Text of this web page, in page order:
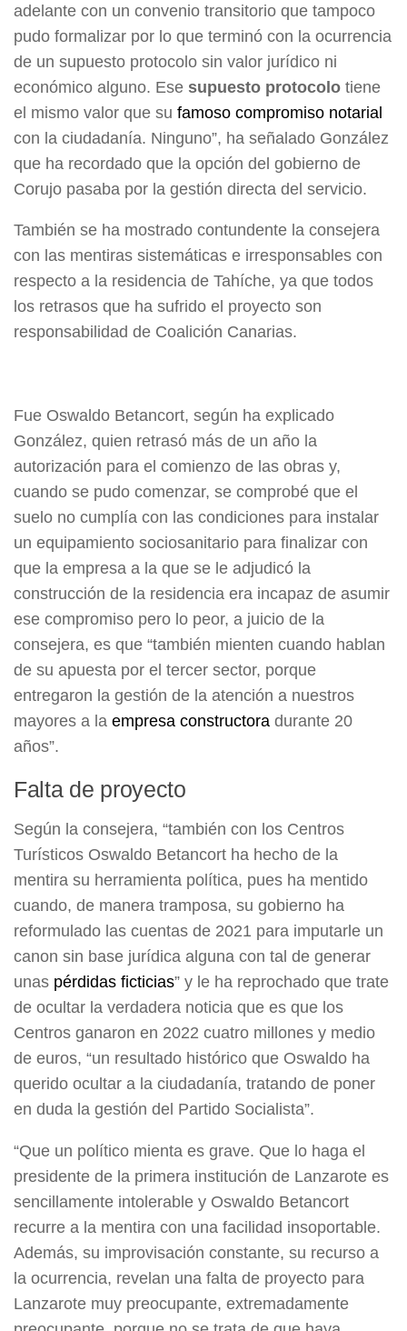
adelante con un convenio transitorio que tampoco
pudo formalizar por lo que terminó con la ocurrencia
de un supuesto protocolo sin valor jurídico ni
económico alguno. Ese supuesto protocolo tiene
el mismo valor que su famoso compromiso notarial
con la ciudadanía. Ninguno”, ha señalado González
que ha recordado que la opción del gobierno de
Corujo pasaba por la gestión directa del servicio.
También se ha mostrado contundente la consejera
con las mentiras sistemáticas e irresponsables con
respecto a la residencia de Tahíche, ya que todos
los retrasos que ha sufrido el proyecto son
responsabilidad de Coalición Canarias.
Fue Oswaldo Betancort, según ha explicado
González, quien retrasó más de un año la
autorización para el comienzo de las obras y,
cuando se pudo comenzar, se comprobé que el
suelo no cumplía con las condiciones para instalar
un equipamiento sociosanitario para finalizar con
que la empresa a la que se le adjudicó la
construcción de la residencia era incapaz de asumir
ese compromiso pero lo peor, a juicio de la
consejera, es que “también mienten cuando hablan
de su apuesta por el tercer sector, porque
entregaron la gestión de la atención a nuestros
mayores a la empresa constructora durante 20
años”.
Falta de proyecto
Según la consejera, “también con los Centros
Turísticos Oswaldo Betancort ha hecho de la
mentira su herramienta política, pues ha mentido
cuando, de manera tramposa, su gobierno ha
reformulado las cuentas de 2021 para imputarle un
canon sin base jurídica alguna con tal de generar
unas pérdidas ficticias” y le ha reprochado que trate
de ocultar la verdadera noticia que es que los
Centros ganaron en 2022 cuatro millones y medio
de euros, “un resultado histórico que Oswaldo ha
querido ocultar a la ciudadanía, tratando de poner
en duda la gestión del Partido Socialista”.
“Que un político mienta es grave. Que lo haga el
presidente de la primera institución de Lanzarote es
sencillamente intolerable y Oswaldo Betancort
recurre a la mentira con una facilidad insoportable.
Además, su improvisación constante, su recurso a
la ocurrencia, revelan una falta de proyecto para
Lanzarote muy preocupante, extremadamente